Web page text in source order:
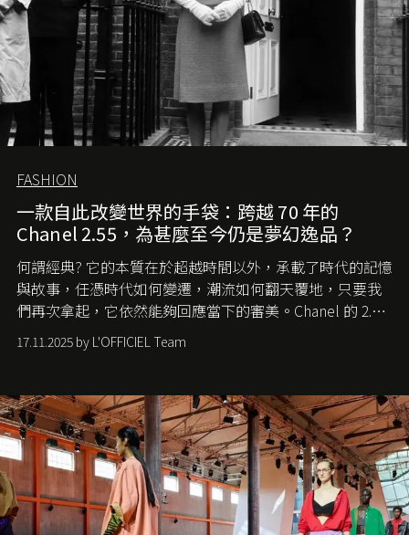
FASHION
一款自此改變世界的手袋：跨越 70 年的
Chanel 2.55，為甚麼至今仍是夢幻逸品？
何謂經典? 它的本質在於超越時間以外，承載了時代的記憶
與故事，任憑時代如何變遷，潮流如何翻天覆地，只要我
們再次拿起，它依然能夠回應當下的審美。Chanel 的 2.55
手袋更是這樣存在，自問世至今，一直有着舉足輕重的地
位。如果說每個女生的第一個夢想手袋是 Chanel，那 2.55
愛它的雋永與優雅。那麼這個手袋是怎麼誕生的呢？又為
甚麼取名叫 2.55 ？今天就由《L'Officiel HK》帶你穿越流金
歲月，回顧 2.55 的誕生故事。
17.11.2025 by L'OFFICIEL Team